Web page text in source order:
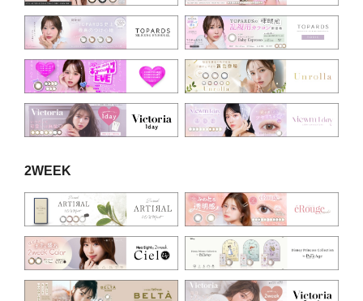
2WEEK